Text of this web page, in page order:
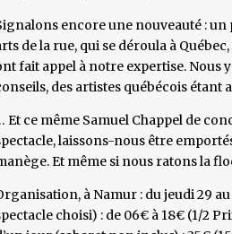
encore une nouveauté : un
de la rue, qui se déroula à
fait appel à notre expertise. Nous
des artistes québécois étant
Et ce même Samuel Chappel de
laissons-nous être
Et même si nous ratons la
à Namur : du jeudi 29
choisi) : de 06€ à 18€ (1/2